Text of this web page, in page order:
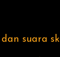
suara